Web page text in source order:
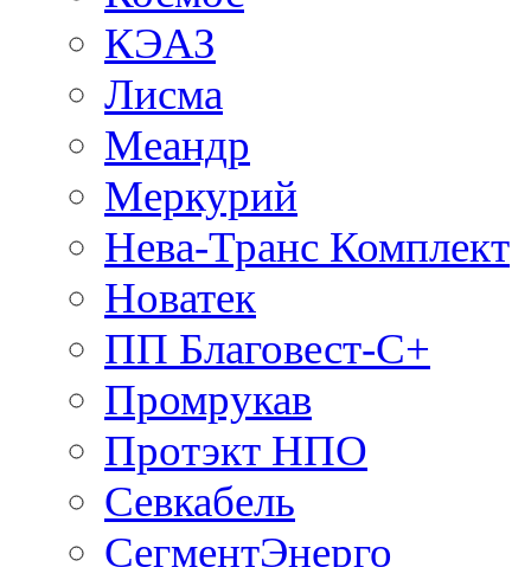
КЭАЗ
Лисма
Меандр
Меркурий
Нева-Транс Комплект
Новатек
ПП Благовест-С+
Промрукав
Протэкт НПО
Севкабель
СегментЭнерго